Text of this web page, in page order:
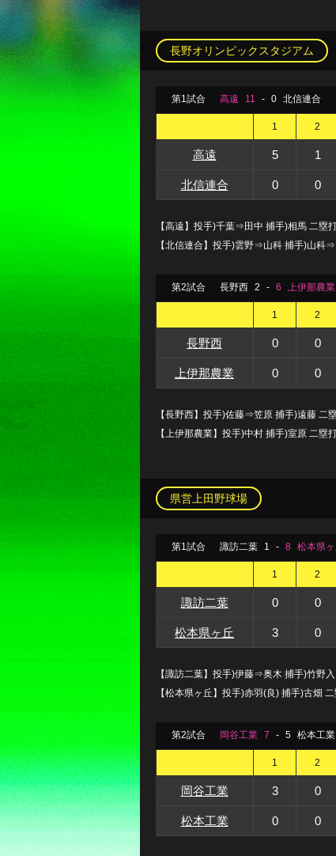
長野オリンピックスタジアム
第1試合 高遠 11 - 0 北信連合
1 2
高遠 5 1
北信連合 0 0
【高遠】投手)千葉⇒田中 捕手)相馬 二塁
【北信連合】投手)雲野⇒山科 捕手)山科
第2試合 長野西 2 - 6 上伊那農業
1 2
長野西 0 0
上伊那農業 0 0
【長野西】投手)佐藤⇒笠原 捕手)遠藤 二
【上伊那農業】投手)中村 捕手)室原 二塁
県営上田野球場
第1試合 諏訪二葉 1 - 8 松本県
1 2
諏訪二葉 0 0
松本県ヶ丘 3 0
【諏訪二葉】投手)伊藤⇒奥木 捕手)竹野
【松本県ヶ丘】投手)赤羽(良) 捕手)古畑
第2試合 岡谷工業 7 - 5 松本工業
1 2
岡谷工業 3 0
松本工業 0 0